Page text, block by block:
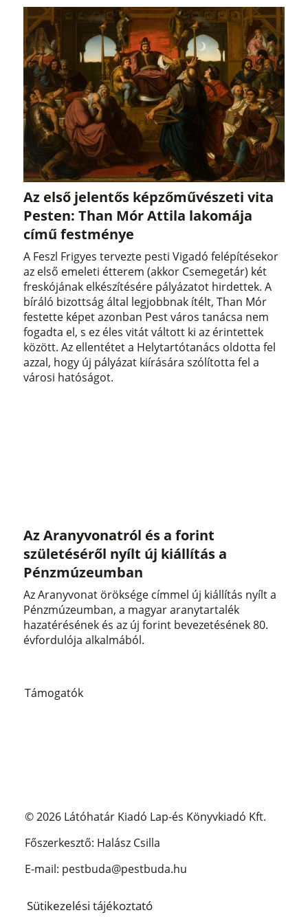
Az első jelentős képzőművészeti vita
Pesten: Than Mór Attila lakomája
című festménye
A Feszl Frigyes tervezte pesti Vigadó felépítésekor
az első emeleti étterem (akkor Csemegetár) két
freskójának elkészítésére pályázatot hirdettek. A
bíráló bizottság által legjobbnak ítélt, Than Mór
festette képet azonban Pest város tanácsa nem
fogadta el, s ez éles vitát váltott ki az érintettek
között. Az ellentétet a Helytartótanács oldotta fel
azzal, hogy új pályázat kiírására szólította fel a
városi hatóságot.
Az Aranyvonatról és a forint
születéséről nyílt új kiállítás a
Pénzmúzeumban
Az Aranyvonat öröksége címmel új kiállítás nyílt a
Pénzmúzeumban, a magyar aranytartalék
hazatérésének és az új forint bevezetésének 80.
évfordulója alkalmából.
Támogatók
© 2026 Látóhatár Kiadó Lap-és Könyvkiadó Kft.
Főszerkesztő: Halász Csilla
E-mail: pestbuda@pestbuda.hu
Sütikezelési tájékoztató